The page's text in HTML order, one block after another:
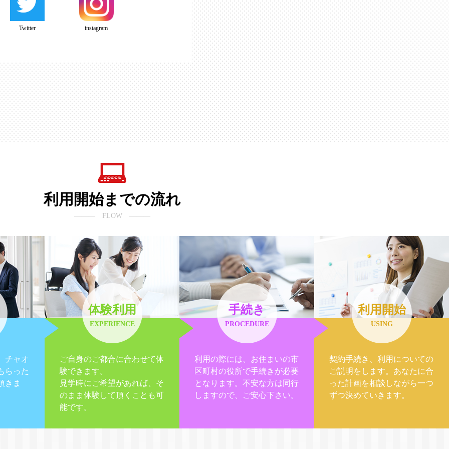
Twitter instagram
利用開始までの流れ
――― FLOW ―――
チャオ
らった
きま
体験利用
EXPERIENCE
ご自身のご都合に合わせて体
験できます。
見学時にご希望があれば、そ
のまま体験して頂くことも可
能です。
手続き
PROCEDURE
利用の際には、お住まいの市
区町村の役所で手続きが必要
となります。不安な方は同行
しますので、ご安心下さい。
利用開始
USING
契約手続き、利用についての
ご説明をします。あなたに合
った計画を相談しながら一つ
ずつ決めていきます。